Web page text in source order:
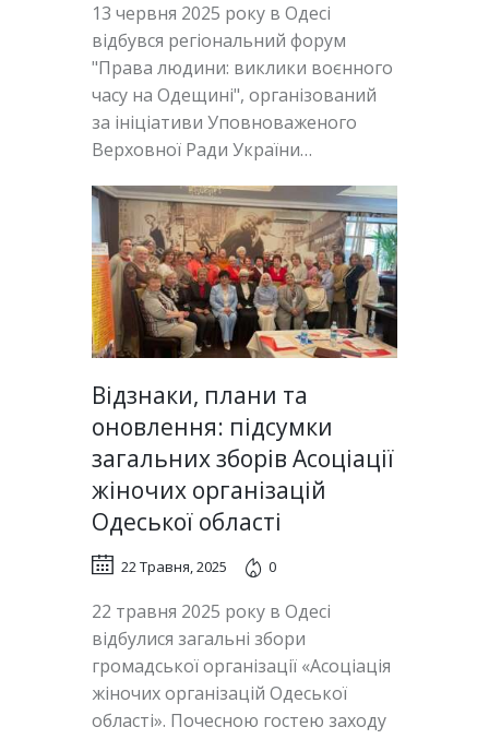
13 червня 2025 року в Одесі
відбувся регіональний форум
"Права людини: виклики воєнного
часу на Одещині", організований
за ініціативи Уповноваженого
Верховної Ради України…
Відзнаки, плани та
оновлення: підсумки
загальних зборів Асоціації
жіночих організацій
Одеської області
22 Травня, 2025 0
22 травня 2025 року в Одесі
відбулися загальні збори
громадської організації «Асоціація
жіночих організацій Одеської
області». Почесною гостею заходу